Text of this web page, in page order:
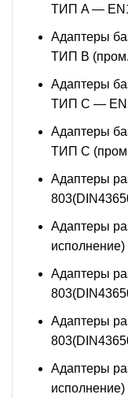
ТИП A —
Адаптеры
ТИП B
Адаптеры
ТИП C —
Адаптеры
ТИП C
Адаптеры
Адаптеры
Адаптеры
Адаптеры
Адаптеры